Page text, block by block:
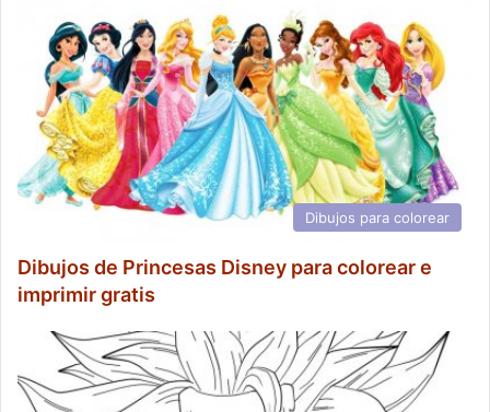
Dibujos para colorear
Dibujos de Princesas Disney para colorear e
imprimir gratis